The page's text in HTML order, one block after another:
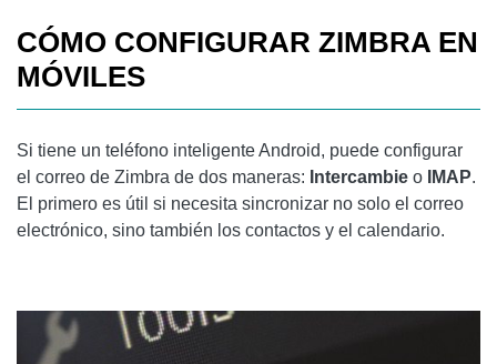
CÓMO CONFIGURAR ZIMBRA EN
MÓVILES
Si tiene un teléfono inteligente Android, puede configurar
el correo de Zimbra de dos maneras: Intercambie o IMAP.
El primero es útil si necesita sincronizar no solo el correo
electrónico, sino también los contactos y el calendario.